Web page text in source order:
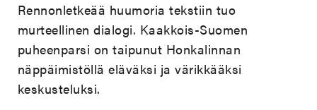
Rennonletkeää huumoria tekstiin tuo
murteellinen dialogi. Kaakkois-Suomen
puheenparsi on taipunut Honkalinnan
näppäimistöllä eläväksi ja värikkääksi
keskusteluksi.